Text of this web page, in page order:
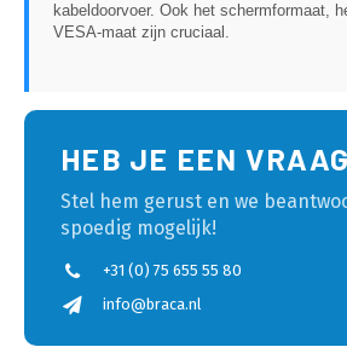
kabeldoorvoer. Ook het schermformaat,
VESA-maat zijn cruciaal.
HEB JE EEN
Stel hem gerust en we
spoedig mogelijk!
+31 (0) 75 655 55 80
info@braca.nl